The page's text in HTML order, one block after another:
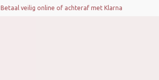
Betaal veilig online of achteraf met Klarna